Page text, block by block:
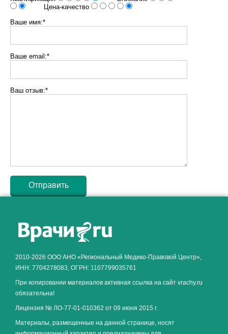
Цена-качество
Ваше имя:*
Ваше email:*
Ваш отзыв:*
2010-2026 ООО АНО «Региональный Медико-Правовой Центр»,
ИНН: 7704278083, ОГРН: 1107799035761
При копировании материалов активная ссылка на сайт vrachy.ru
обязательна!
Лицензия № ЛО-77-01-010362 от 09 июня 2015 г.
Материалы, размещенные на данной странице, носят